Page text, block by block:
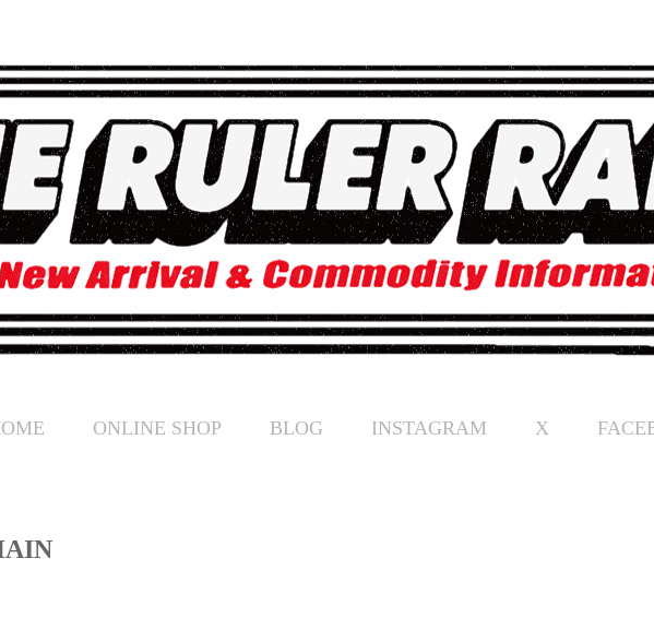
ONLINE SHOP BLOG INSTAGRAM X